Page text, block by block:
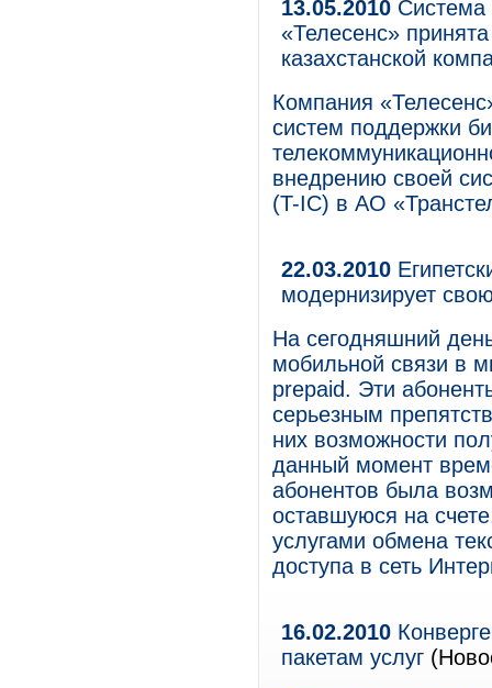
13.05.2010 Система
«Телесенс»
казахстанской
Компания
систем поддержки
внедрению своей
(T-IC) в АО
22.03.2010
модернизирует
На сегодняшний
мобильной связи в
prepaid. Эти
серьезным
них возможности
данный момент
абонентов была
оставшуюся на
услугами обмена
доступа в сеть
16.02.2010
пакетам услуг